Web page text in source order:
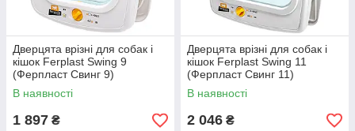
Дверцята врізні для собак і
кішок Ferplast Swing 9
(Ферпласт Свинг 9)
В наявності
1 897 ₴
Дверцята врізні для собак і
кішок Ferplast Swing 11
(Ферпласт Свинг 11)
В наявності
2 046 ₴